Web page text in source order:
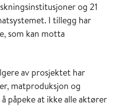
og 21
I tillegg har
som kan motta
av prosjektet har
matproduksjon og
påpeke at ikke alle aktører